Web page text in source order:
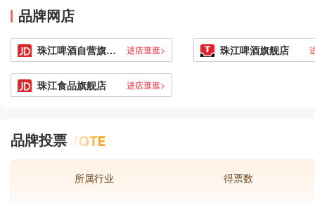
自主酿啤酒，而且机子体型小巧，和咖
啡机一
理要求：1、燕京啤酒代理商的基本要
求认同燕京品牌经营理念；2、具有丰
富的品牌夜场啤酒市场运作基本经验，
具有良好的当地社会关系；3、燕京啤
品牌网店
珠江啤酒自营旗舰店 进店逛逛> 珠江啤酒旗舰店
珠江食品旗舰店 进店逛逛>
品牌投票
所属行业 得票数